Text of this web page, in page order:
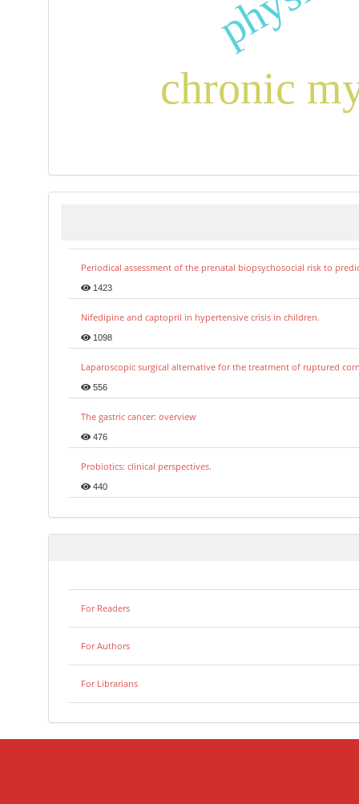
chronic
Periodical assessment of the prenatal biopsychosocial risk to
1423
Nifedipine and captopril in hypertensive crisis in children.
1098
Laparoscopic surgical alternative for the treatment of ruptured
556
The gastric cancer: overview
476
Probiotics: clinical perspectives.
440
For Readers
For Authors
For Librarians